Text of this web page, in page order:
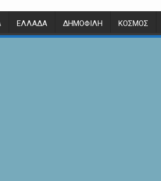
ΕΛΛΆΔΑ ΔΗΜΟΦΙΛΉ ΚΌΣΜΟΣ